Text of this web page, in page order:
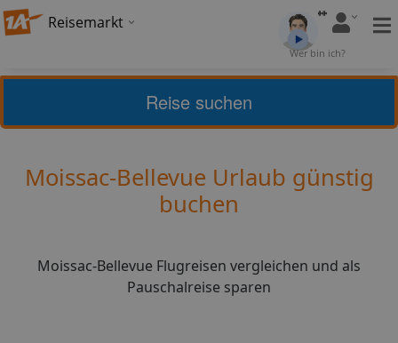
Reisemarkt
Wer bin ich?
Frankreich Moissac-Bellevue
4,27(26) Bewerten
Moissac-Bellevue Urlaub günstig
buchen
Moissac-Bellevue Flugreisen vergleichen und als
Pauschalreise sparen
Reise suchen